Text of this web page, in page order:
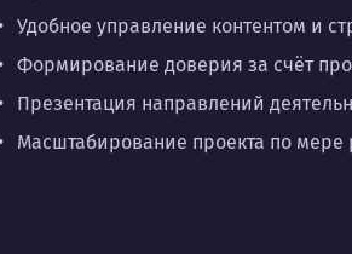
Удобное управление контентом и
Формирование доверия за счёт
Презентация направлений
Масштабирование проекта по мере